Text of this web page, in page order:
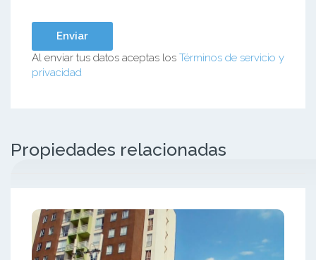
Al enviar tus datos aceptas los Términos de servicio y
privacidad
Propiedades relacionadas